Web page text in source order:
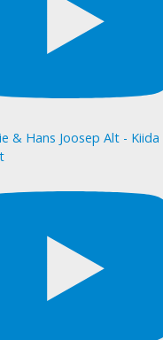
& Hans Joosep Alt - Kiida